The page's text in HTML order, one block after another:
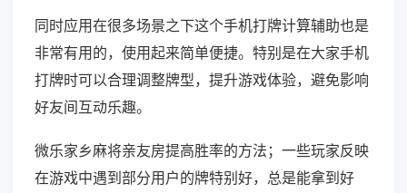
同时应用在很多场景之下这个手机打牌计算辅助也是
非常有用的，使用起来简单便捷。特别是在大家手机
打牌时可以合理调整牌型，提升游戏体验，避免影响
好友间互动乐趣。
微乐家乡麻将亲友房提高胜率的方法；一些玩家反映
在游戏中遇到部分用户的牌特别好，总是能拿到好